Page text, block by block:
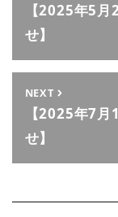
【2025年5
せ】
NEXT
【2025年7
せ】